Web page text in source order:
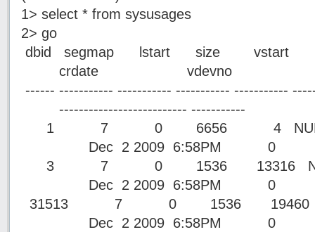
1> select * from sysusages
2> go
dbid segmap lstart size vstart
crdate vdevno
------ ----------- ----------- ----------- -----------
-------------------------- -----------
1 7 0 6656 4
Dec 2 2009 6:58PM 0
3 7 0 1536 13316
Dec 2 2009 6:58PM 0
31513 7 0 1536 19460
Dec 2 2009 6:58PM 0